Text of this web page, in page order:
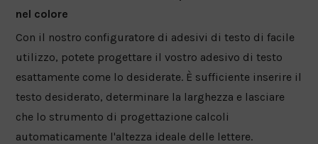
nel colore
Con il nostro configuratore di adesivi di testo di facile
utilizzo, potete progettare il vostro adesivo di testo
esattamente come lo desiderate. È sufficiente inserire il
testo desiderato, determinare la larghezza e lasciare
che lo strumento di progettazione calcoli
automaticamente l'altezza ideale delle lettere.